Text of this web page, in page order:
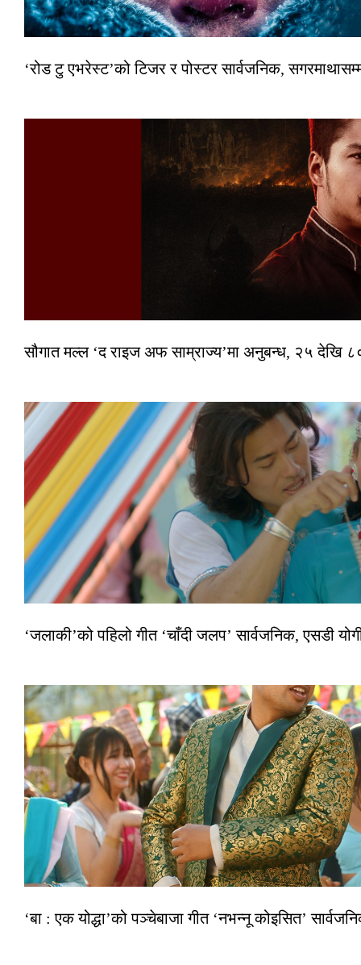
‘रोड टु एभरेस्ट’को टिजर र पोस्टर सार्वजनिक,
सौगात मल्ल ‘द राइज अफ साम्राज्य’मा अनुबन्ध, २५ देखि
‘जलाकी’को पहिलो गीत ‘चाँदी जलप’ सार्वजनिक, एसडी
‘बा : एक योद्धा’को पञ्चेबाजा गीत ‘नभन्नू कोइसित’